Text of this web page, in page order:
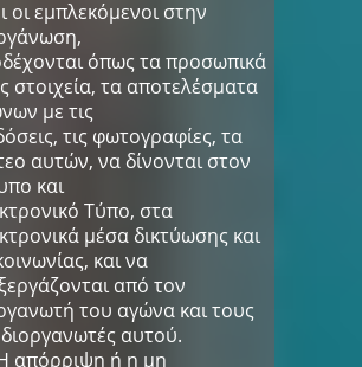
οι εμπλεκόμενοι στην
όπως τα προσωπικά
στοιχεία, τα αποτελέσματα
με τις
τις φωτογραφίες, τα
αυτών, να δίνονται στον
και
Τύπο, στα
μέσα δικτύωσης και
και να
από τον
του αγώνα και τους
αυτού.
απόρριψη ή η μη